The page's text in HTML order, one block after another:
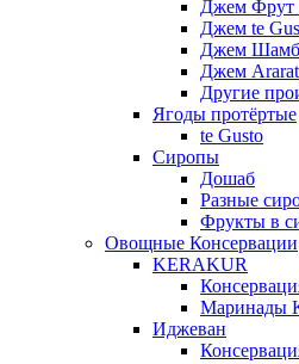
Джем Фрут
Джем te
Джем Шамб
Джем Ararat
Другие
Ягоды протёртые
te Gusto
Сиропы
Дошаб
Разные
Фрукты в
Овощные Консервации
KERAKUR
Маринады
Иджеван